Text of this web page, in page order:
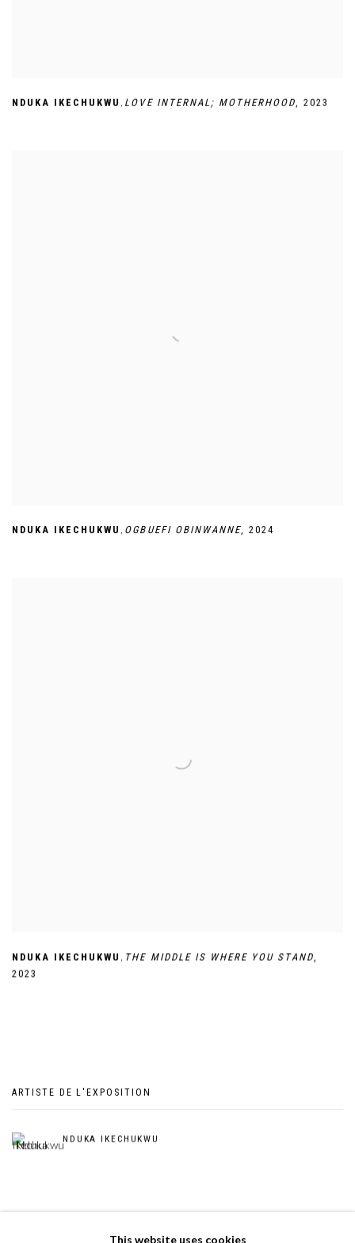
NDUKA IKECHUKWU , LOVE INTERNAL; MOTHERHOOD,2023
NDUKA IKECHUKWU OGBUEFI OBINWANNE, 2024
NDUKA IKECHUKWU THE MIDDLE IS WHERE YOU STAND
2023
ARTISTE DE L'EXPOSITION
NDUKA IKECHUKWU
This website uses cookies